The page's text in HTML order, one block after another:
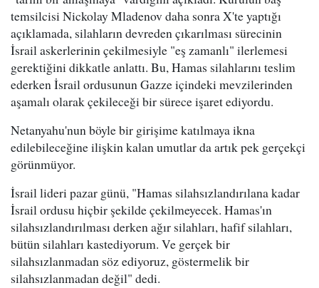
temsilcisi Nickolay Mladenov daha sonra X'te yaptığı
açıklamada, silahların devreden çıkarılması sürecinin
İsrail askerlerinin çekilmesiyle "eş zamanlı" ilerlemesi
gerektiğini dikkatle anlattı. Bu, Hamas silahlarını teslim
ederken İsrail ordusunun Gazze içindeki mevzilerinden
aşamalı olarak çekileceği bir sürece işaret ediyordu.
Netanyahu'nun böyle bir girişime katılmaya ikna
edilebileceğine ilişkin kalan umutlar da artık pek gerçekçi
görünmüyor.
İsrail lideri pazar günü, "Hamas silahsızlandırılana kadar
İsrail ordusu hiçbir şekilde çekilmeyecek. Hamas'ın
silahsızlandırılması derken ağır silahları, hafif silahları,
bütün silahları kastediyorum. Ve gerçek bir
silahsızlanmadan söz ediyoruz, göstermelik bir
silahsızlanmadan değil" dedi.